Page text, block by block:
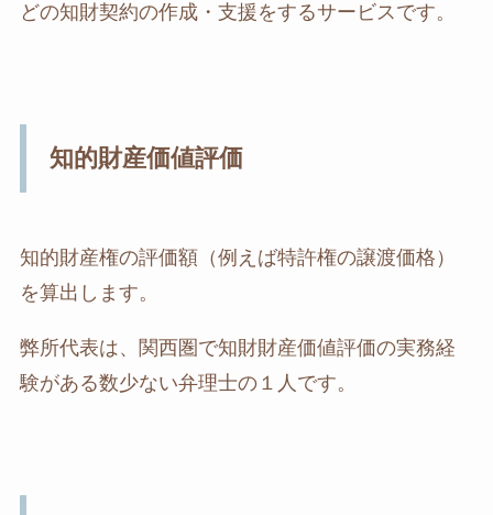
どの知財契約の作成・支援をするサービスです。
知的財産価値評価
知的財産権の評価額（例えば特許権の譲渡価格）
を算出します。
弊所代表は、関西圏で知財財産価値評価の実務経
験がある数少ない弁理士の１人です。